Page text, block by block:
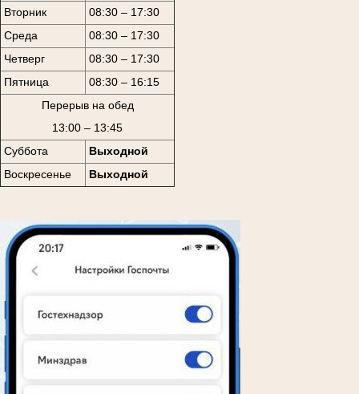
Вторник
08:30 – 17:30
Среда
08:30 – 17:30
Четверг
08:30 – 17:30
Пятница
08:30 – 16:15
Перерыв на обед
13:00 – 13:45
Суббота
Выходной
Воскресенье
Выходной